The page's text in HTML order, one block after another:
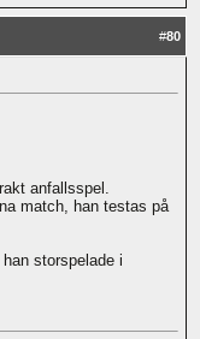
#80
anfallsspel.
match, han testas på
storspelade i